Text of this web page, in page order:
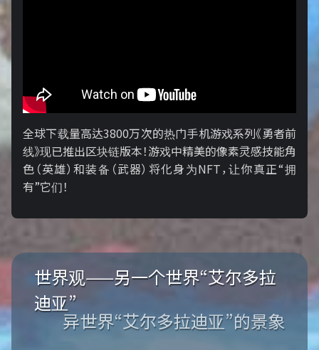
全球下载量高达3800万次的热门手机游戏系列《勇者前
线》现已推出区块链版本！游戏中精美的像素灵感技能角
色（英雄）和装备（武器）将化身为NFT，让你真正“拥
有”它们！
世界观——另一个世界“艾尔多拉
迪亚”
异世界“艾尔多拉迪亚”的景象